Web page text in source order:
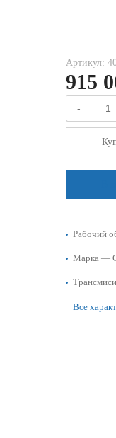
Артикул:
915
-
Рабочий
Марка —
Все